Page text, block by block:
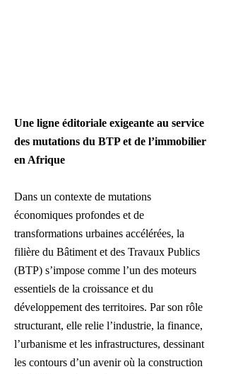
Une ligne éditoriale exigeante au service
des mutations du BTP et de l’immobilier
en Afrique
Dans un contexte de mutations
économiques profondes et de
transformations urbaines accélérées, la
filière du Bâtiment et des Travaux Publics
(BTP) s’impose comme l’un des moteurs
essentiels de la croissance et du
développement des territoires. Par son rôle
structurant, elle relie l’industrie, la finance,
l’urbanisme et les infrastructures, dessinant
les contours d’un avenir où la construction